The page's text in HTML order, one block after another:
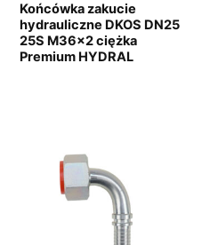
Końcówka zakucie
hydrauliczne DKOS DN25
25S M36x2 ciężka
Premium HYDRAL